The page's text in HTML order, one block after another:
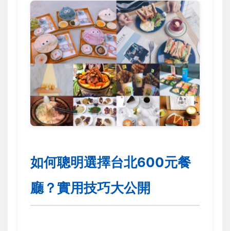
如何聰明選擇台北600元餐
廳？實用技巧大公開